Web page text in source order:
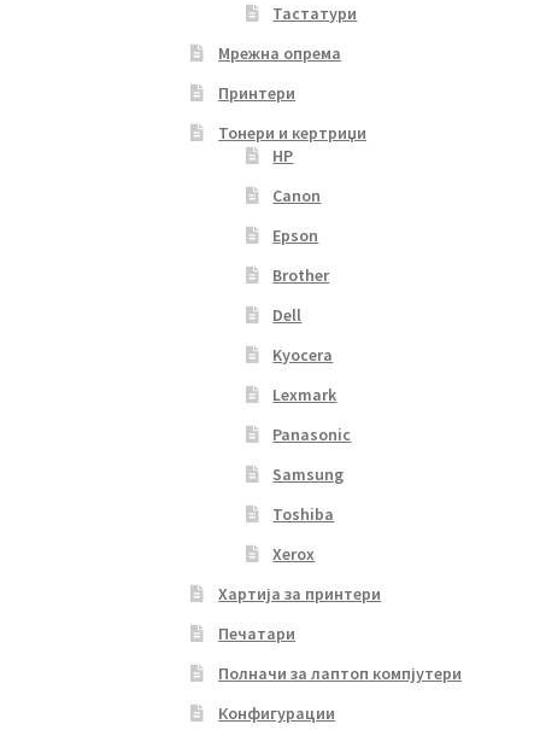
Тастатури
Мрежна опрема
Принтери
Тонери и кертриџи
HP
Canon
Epson
Brother
Dell
Kyocera
Lexmark
Panasonic
Samsung
Toshiba
Xerox
Хартија за принтери
Печатари
Полначи за лаптоп компјутери
Конфигурации